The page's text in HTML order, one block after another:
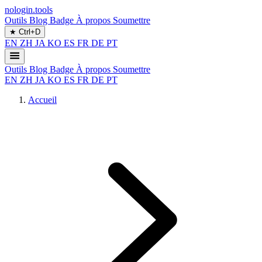
nologin.tools
Outils Blog Badge À propos Soumettre
★ Ctrl+D
EN ZH JA KO ES FR DE PT
Outils Blog Badge À propos Soumettre
EN ZH JA KO ES FR DE PT
Accueil